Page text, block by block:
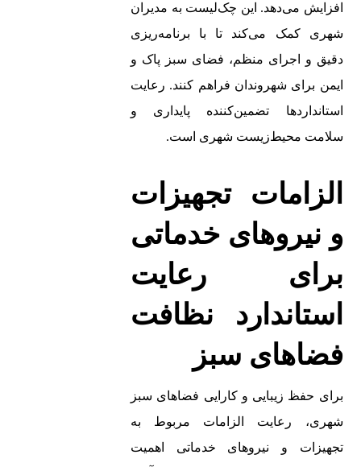
افزایش می‌دهد. این چک‌لیست به مدیران
شهری کمک می‌کند تا با برنامه‌ریزی
دقیق و اجرای منظم، فضای سبز پاک و
ایمن برای شهروندان فراهم کنند. رعایت
استانداردها تضمین‌کننده پایداری و
سلامت محیط‌زیست شهری است.
الزامات تجهیزات
و نیروهای خدماتی
برای رعایت
استاندارد نظافت
فضاهای سبز
برای حفظ زیبایی و کارایی فضاهای سبز
شهری، رعایت الزامات مربوط به
تجهیزات و نیروهای خدماتی اهمیت